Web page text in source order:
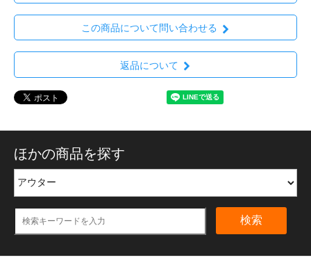
この商品について問い合わせる
返品について
ほかの商品を探す
検索